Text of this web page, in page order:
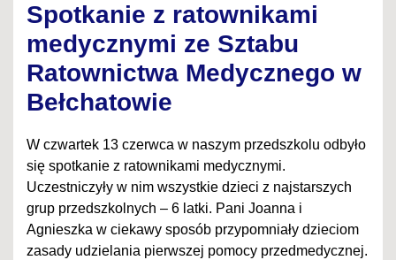
Spotkanie z ratownikami
medycznymi ze Sztabu
Ratownictwa Medycznego w
Bełchatowie
W czwartek 13 czerwca w naszym przedszkolu odbyło
się spotkanie z ratownikami medycznymi.
Uczestniczyły w nim wszystkie dzieci z najstarszych
grup przedszkolnych – 6 latki. Pani Joanna i
Agnieszka w ciekawy sposób przypomniały dzieciom
zasady udzielania pierwszej pomocy przedmedycznej.